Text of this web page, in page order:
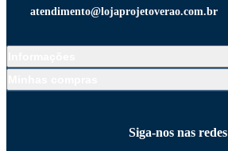
atendimento@lojaprojetoverao.com.br
Siga-nos nas redes